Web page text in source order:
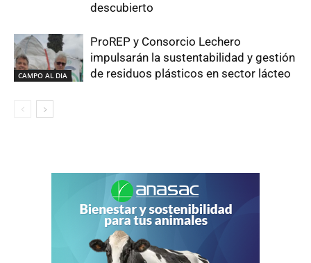
descubierto
CAMPO AL DIA
ProREP y Consorcio Lechero
impulsarán la sustentabilidad y gestión
de residuos plásticos en sector lácteo